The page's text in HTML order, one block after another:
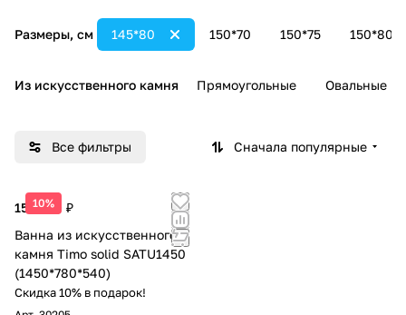
Размеры, см 145*80 150*70 150*75 150*80
Из искусственного камня Прямоугольные Овальные
Все фильтры Сначала популярные
10%
152 200 ₽
Ванна из искусственного
камня Timo solid SATU1450
(1450*780*540)
Скидка 10% в подарок!